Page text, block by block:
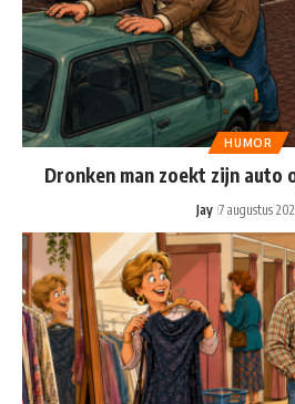
HUMOR
Dronken man zoekt zijn auto
Jay 7 augustus